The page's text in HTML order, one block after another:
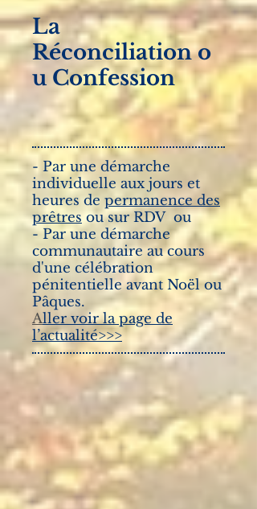
La
Réconciliation o
u Confession
- Par une démarche
individuelle aux jours et
heures de permanence des
prêtres ou sur RDV ou
- Par une démarche
communautaire au cours
d'une célébration
pénitentielle avant Noël ou
Pâques.
Aller voir la page de
l’actualité>>>